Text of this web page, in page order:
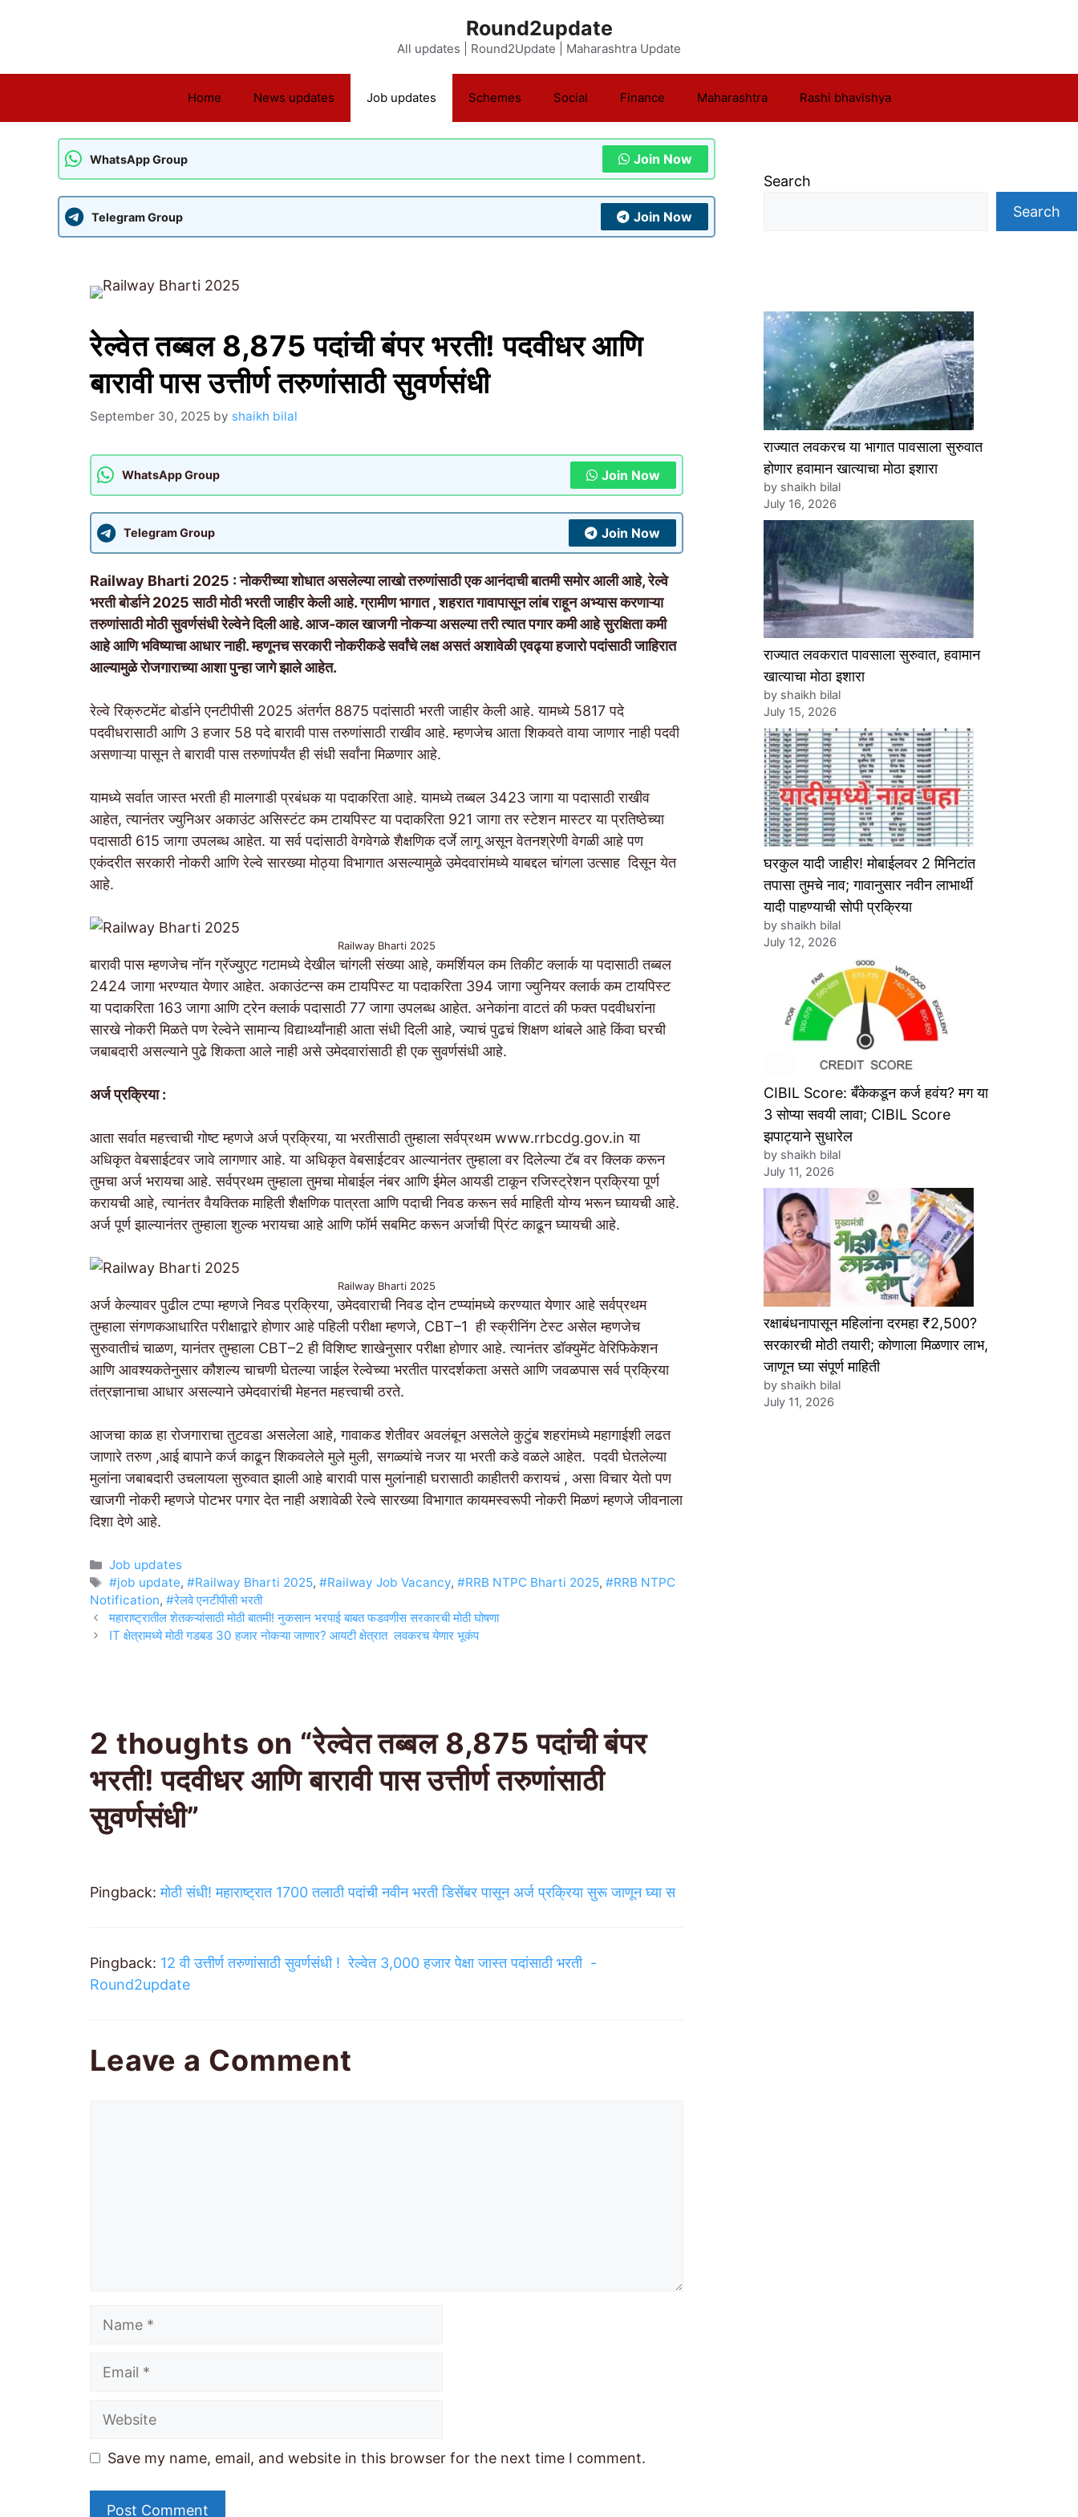
Round2update
All updates | Round2Update | Maharashtra Update
Home News updates Job updates Schemes Social Finance Maharashtra Rashi bhavishya
WhatsApp Group Join Now
Telegram Group Join Now
रेल्वेत तब्बल 8,875 पदांची बंपर भरती! पदवीधर आणि
बारावी पास उत्तीर्ण तरुणांसाठी सुवर्णसंधी
September 30, 2025 by shaikh bilal
WhatsApp Group Join Now
Telegram Group Join Now
Railway Bharti 2025 : नोकरीच्या शोधात असलेल्या लाखो तरुणांसाठी एक आनंदाची बातमी समोर आली आहे, रेल्वे
भरती बोर्डाने 2025 साठी मोठी भरती जाहीर केली आहे. ग्रामीण भागात , शहरात गावापासून लांब राहून अभ्यास करणाऱ्या
तरुणांसाठी मोठी सुवर्णसंधी रेल्वेने दिली आहे. आज-काल खाजगी नोकऱ्या असल्या तरी त्यात पगार कमी आहे सुरक्षिता कमी
आहे आणि भविष्याचा आधार नाही. म्हणूनच सरकारी नोकरीकडे सर्वांचे लक्ष असतं अशावेळी एवढ्या हजारो पदांसाठी जाहिरात
आल्यामुळे रोजगाराच्या आशा पुन्हा जागे झाले आहेत.
रेल्वे रिक्रुटमेंट बोर्डाने एनटीपीसी 2025 अंतर्गत 8875 पदांसाठी भरती जाहीर केली आहे. यामध्ये 5817 पदे
पदवीधरासाठी आणि 3 हजार 58 पदे बारावी पास तरुणांसाठी राखीव आहे. म्हणजेच आता शिकवते वाया जाणार नाही पदवी
असणाऱ्या पासून ते बारावी पास तरुणांपर्यंत ही संधी सर्वांना मिळणार आहे.
यामध्ये सर्वात जास्त भरती ही मालगाडी प्रबंधक या पदाकरिता आहे. यामध्ये तब्बल 3423 जागा या पदासाठी राखीव
आहेत, त्यानंतर ज्युनिअर अकाउंट असिस्टंट कम टायपिस्ट या पदाकरिता 921 जागा तर स्टेशन मास्टर या प्रतिष्ठेच्या
पदासाठी 615 जागा उपलब्ध आहेत. या सर्व पदांसाठी वेगवेगळे शैक्षणिक दर्जे लागू असून वेतनश्रेणी वेगळी आहे पण
एकंदरीत सरकारी नोकरी आणि रेल्वे सारख्या मोठ्या विभागात असल्यामुळे उमेदवारांमध्ये याबद्दल चांगला उत्साह दिसून येत
आहे.
Railway Bharti 2025
बारावी पास म्हणजेच नॉन ग्रॅज्युएट गटामध्ये देखील चांगली संख्या आहे, कमर्शियल कम तिकीट क्लार्क या पदासाठी तब्बल
2424 जागा भरण्यात येणार आहेत. अकाउंटन्स कम टायपिस्ट या पदाकरिता 394 जागा ज्युनियर क्लार्क कम टायपिस्ट
या पदाकरिता 163 जागा आणि ट्रेन क्लार्क पदासाठी 77 जागा उपलब्ध आहेत. अनेकांना वाटतं की फक्त पदवीधरांना
सारखे नोकरी मिळते पण रेल्वेने सामान्य विद्यार्थ्यांनाही आता संधी दिली आहे, ज्याचं पुढचं शिक्षण थांबले आहे किंवा घरची
जबाबदारी असल्याने पुढे शिकता आले नाही असे उमेदवारांसाठी ही एक सुवर्णसंधी आहे.
अर्ज प्रक्रिया :
आता सर्वात महत्त्वाची गोष्ट म्हणजे अर्ज प्रक्रिया, या भरतीसाठी तुम्हाला सर्वप्रथम www.rrbcdg.gov.in या
अधिकृत वेबसाईटवर जावे लागणार आहे. या अधिकृत वेबसाईटवर आल्यानंतर तुम्हाला वर दिलेल्या टॅब वर क्लिक करून
तुमचा अर्ज भरायचा आहे. सर्वप्रथम तुम्हाला तुमचा मोबाईल नंबर आणि ईमेल आयडी टाकून रजिस्ट्रेशन प्रक्रिया पूर्ण
करायची आहे, त्यानंतर वैयक्तिक माहिती शैक्षणिक पात्रता आणि पदाची निवड करून सर्व माहिती योग्य भरून घ्यायची आहे.
अर्ज पूर्ण झाल्यानंतर तुम्हाला शुल्क भरायचा आहे आणि फॉर्म सबमिट करून अर्जाची प्रिंट काढून घ्यायची आहे.
Railway Bharti 2025
अर्ज केल्यावर पुढील टप्पा म्हणजे निवड प्रक्रिया, उमेदवाराची निवड दोन टप्प्यांमध्ये करण्यात येणार आहे सर्वप्रथम
तुम्हाला संगणकआधारित परीक्षाद्वारे होणार आहे पहिली परीक्षा म्हणजे, CBT–1 ही स्क्रीनिंग टेस्ट असेल म्हणजेच
सुरुवातीचं चाळण, यानंतर तुम्हाला CBT–2 ही विशिष्ट शाखेनुसार परीक्षा होणार आहे. त्यानंतर डॉक्युमेंट वेरिफिकेशन
आणि आवश्यकतेनुसार कौशल्य चाचणी घेतल्या जाईल रेल्वेच्या भरतीत पारदर्शकता असते आणि जवळपास सर्व प्रक्रिया
तंत्रज्ञानाचा आधार असल्याने उमेदवारांची मेहनत महत्त्वाची ठरते.
आजचा काळ हा रोजगाराचा तुटवडा असलेला आहे, गावाकड शेतीवर अवलंबून असलेले कुटुंब शहरांमध्ये महागाईशी लढत
जाणारे तरुण ,आई बापाने कर्ज काढून शिकवलेले मुले मुली, सगळ्यांचे नजर या भरती कडे वळले आहेत. पदवी घेतलेल्या
मुलांना जबाबदारी उचलायला सुरुवात झाली आहे बारावी पास मुलांनाही घरासाठी काहीतरी करायचं , असा विचार येतो पण
खाजगी नोकरी म्हणजे पोटभर पगार देत नाही अशावेळी रेल्वे सारख्या विभागात कायमस्वरूपी नोकरी मिळणं म्हणजे जीवनाला
दिशा देणे आहे.
Categories
Job updates
Tags
#job update,#Railway Bharti 2025,#Railway Job Vacancy,#RRB NTPC Bharti 2025,#RRB NTPC
Notification, #रेलवे एनटीपीसी भरती
महाराष्ट्रातील शेतकऱ्यांसाठी मोठी बातमी! नुकसान भरपाई बाबत फडवणीस सरकारची मोठी घोषणा
IT क्षेत्रामध्ये मोठी गडबड 30 हजार नोकऱ्या जाणार? आयटी क्षेत्रात लवकरच येणार भूकंप
2 thoughts on “रेल्वेत तब्बल 8,875 पदांची बंपर
भरती! पदवीधर आणि बारावी पास उत्तीर्ण तरुणांसाठी
सुवर्णसंधी”
Pingback:मोठी संधी! महाराष्ट्रात 1700 तलाठी पदांची नवीन भरती डिसेंबर पासून अर्ज प्रक्रिया सुरू जाणून घ्या स
Pingback: 12 वी उत्तीर्ण तरुणांसाठी सुवर्णसंधी ! रेल्वेत 3,000 हजार पेक्षा जास्त पदांसाठी भरती -
Round2update
Leave a Comment
Name
Email
Website
Save my name, email, and website in this browser for the next time I comment.
Search
Search
राज्यात लवकरच या भागात पावसाला सुरुवात
होणार हवामान खात्याचा मोठा इशारा
by shaikh bilal
July 16, 2026
राज्यात लवकरात पावसाला सुरुवात, हवामान
खात्याचा मोठा इशारा
by shaikh bilal
July 15, 2026
घरकुल यादी जाहीर! मोबाईलवर 2 मिनिटांत
तपासा तुमचे नाव; गावानुसार नवीन लाभार्थी
यादी पाहण्याची सोपी प्रक्रिया
by shaikh bilal
July 12, 2026
CIBIL Score: बँकेकडून कर्ज हवंय? मग या
3 सोप्या सवयी लावा; CIBIL Score
झपाट्याने सुधारेल
by shaikh bilal
July 11, 2026
रक्षाबंधनापासून महिलांना दरमहा ₹2,500?
सरकारची मोठी तयारी; कोणाला मिळणार लाभ,
जाणून घ्या संपूर्ण माहिती
by shaikh bilal
July 11, 2026